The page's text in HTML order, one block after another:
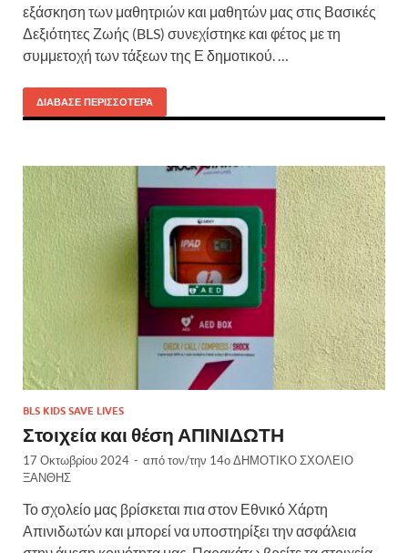
εξάσκηση των μαθητριών και μαθητών μας στις Βασικές
Δεξιότητες Ζωής (BLS) συνεχίστηκε και φέτος με τη
συμμετοχή των τάξεων της Ε δημοτικού. …
ΔΙΆΒΑΣΕ ΠΕΡΙΣΣΌΤΕΡΑ
BLS KIDS SAVE LIVES
Στοιχεία και θέση ΑΠΙΝΙΔΩΤΗ
17 Οκτωβρίου 2024 - από τον/την 14ο ΔΗΜΟΤΙΚΟ ΣΧΟΛΕΙΟ
ΞΑΝΘΗΣ
Το σχολείο μας βρίσκεται πια στον Εθνικό Χάρτη
Απινιδωτών και μπορεί να υποστηρίξει την ασφάλεια